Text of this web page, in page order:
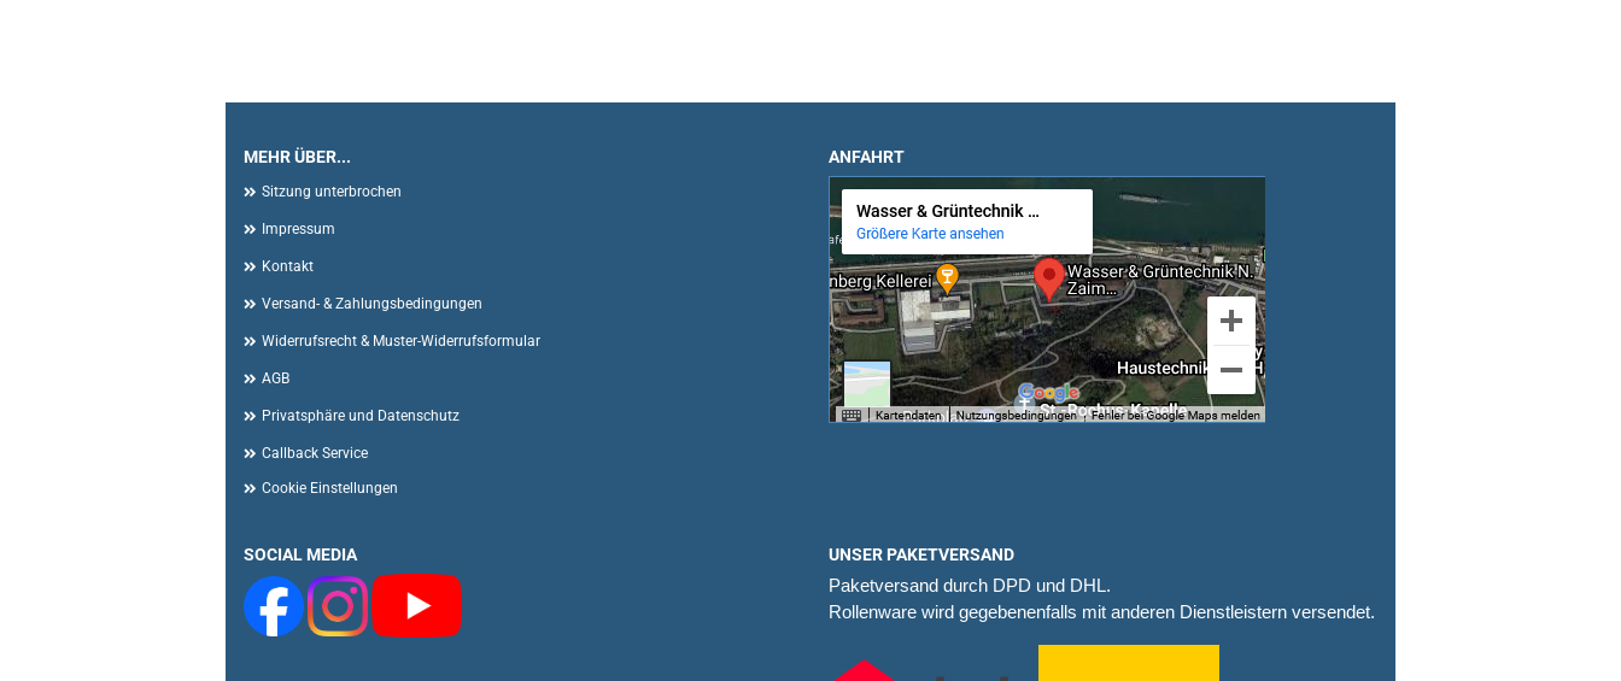
MEHR ÜBER...
Sitzung unterbrochen
Impressum
Kontakt
Versand- & Zahlungsbedingungen
Widerrufsrecht & Muster-Widerrufsformular
AGB
Privatsphäre und Datenschutz
Callback Service
Cookie Einstellungen
ANFAHRT
SOCIAL MEDIA
UNSER PAKETVERSAND
Paketversand durch DPD und DHL.
Rollenware wird gegebenenfalls mit anderen Dienstleistern versendet.